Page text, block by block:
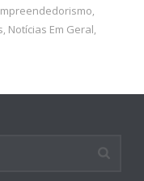
,
, Notícias Em Geral,